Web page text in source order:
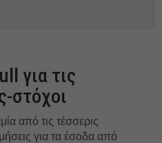
για τις
στόχοι
από τις τέσσερις
για τα έσοδα από